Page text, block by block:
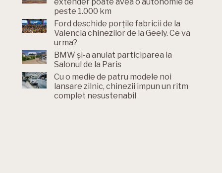
peste 1.000 km
Ford deschide porțile fabricii de la
Valencia chinezilor de la Geely. Ce va
urma?
BMW și-a anulat participarea la
Salonul de la Paris
Cu o medie de patru modele noi
lansare zilnic, chinezii impun un ritm
complet nesustenabil